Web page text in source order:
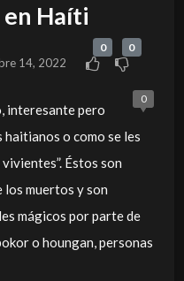
Haíti
14, 2022
0 0
0
interesante pero
o como se les
Éstos son
muertos y son
mágicos por parte de
o houngan, personas